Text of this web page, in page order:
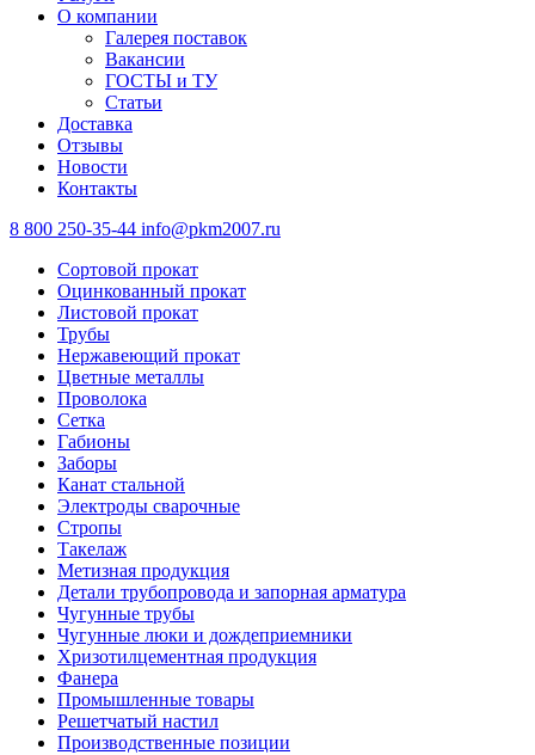
О компании
Галерея поставок
Вакансии
ГОСТЫ и ТУ
Статьи
Доставка
Отзывы
Новости
Контакты
8 800 250-35-44 info@pkm2007.ru
Сортовой прокат
Оцинкованный прокат
Листовой прокат
Трубы
Нержавеющий прокат
Цветные металлы
Проволока
Сетка
Габионы
Заборы
Канат стальной
Электроды сварочные
Стропы
Такелаж
Метизная продукция
Детали трубопровода и запорная арматура
Чугунные трубы
Чугунные люки и дождеприемники
Хризотилцементная продукция
Фанера
Промышленные товары
Решетчатый настил
Производственные позиции